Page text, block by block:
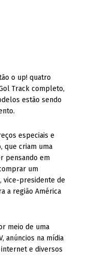
o up! quatro
Track completo,
estão sendo
especiais e
que criam uma
pensando em
um
vice-presidente de
a região América
meio de uma
anúncios na mídia
e diversos